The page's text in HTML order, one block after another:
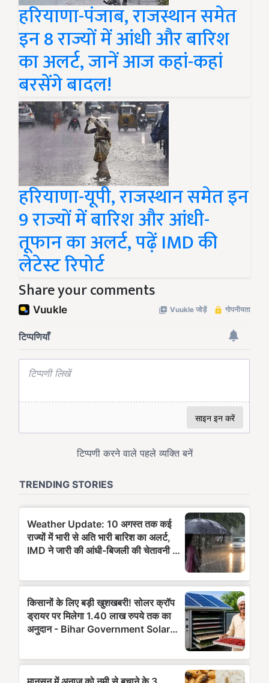
हरियाणा-पंजाब, राजस्थान समेत
इन 8 राज्यों में आंधी और बारिश
का अलर्ट, जानें आज कहां-कहां
बरसेंगे बादल!
हरियाणा-यूपी, राजस्थान समेत इन
9 राज्यों में बारिश और आंधी-
तूफान का अलर्ट, पढ़ें IMD की
लेटेस्ट रिपोर्ट
Share your comments